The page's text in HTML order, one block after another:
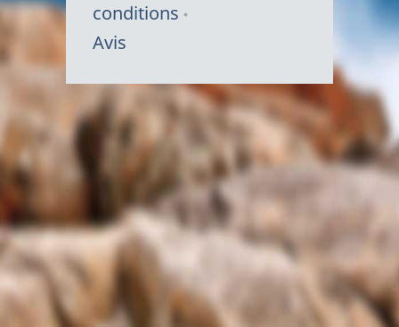
conditions
Avis
Symbole
du
Canada